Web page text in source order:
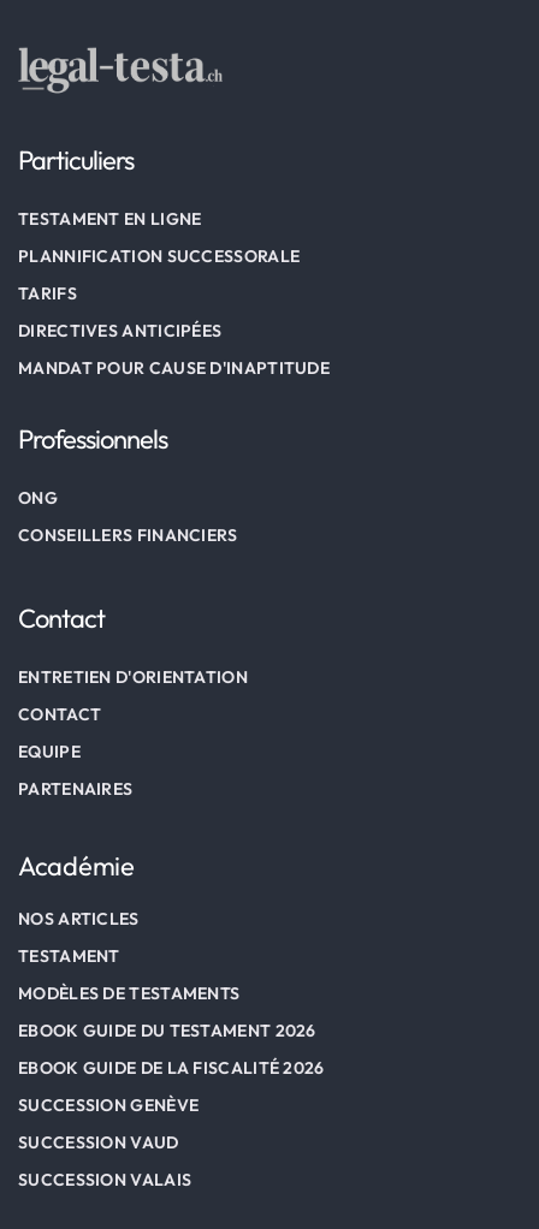
Particuliers
TESTAMENT EN LIGNE
PLANNIFICATION SUCCESSORALE
TARIFS
DIRECTIVES ANTICIPÉES
MANDAT POUR CAUSE D'INAPTITUDE
Professionnels
ONG
CONSEILLERS FINANCIERS
Contact
ENTRETIEN D'ORIENTATION
CONTACT
EQUIPE
PARTENAIRES
Académie
NOS ARTICLES
TESTAMENT
MODÈLES DE TESTAMENTS
EBOOK GUIDE DU TESTAMENT 2026
EBOOK GUIDE DE LA FISCALITÉ 2026
SUCCESSION GENÈVE
SUCCESSION VAUD
SUCCESSION VALAIS